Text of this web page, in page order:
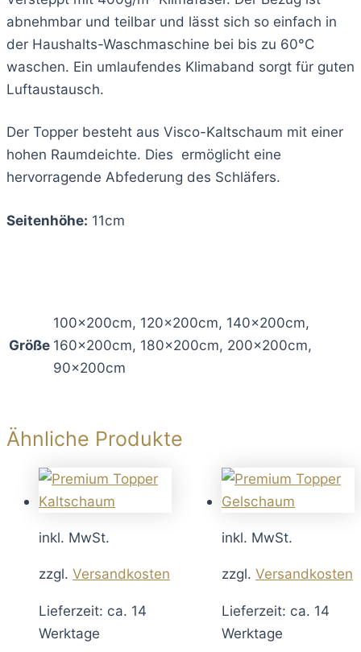
abnehmbar und teilbar und lässt sich so einfach in
der Haushalts-Waschmaschine bei bis zu 60°C
waschen. Ein umlaufendes Klimaband sorgt für guten
Luftaustausch.
Der Topper besteht aus Visco-Kaltschaum mit einer
hohen Raumdeichte. Dies ermöglicht eine
hervorragende Abfederung des Schläfers.
Seitenhöhe: 11cm
Größe
100x200cm, 120x200cm, 140x200cm,
160x200cm, 180x200cm, 200x200cm,
90x200cm
Ähnliche Produkte
inkl. MwSt.
zzgl. Versandkosten
Lieferzeit: ca. 14
Werktage
inkl. MwSt.
zzgl. Versandkosten
Lieferzeit: ca. 14
Werktage